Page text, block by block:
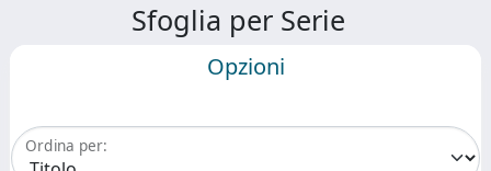
Sfoglia per Serie
Opzioni
Ordina per: